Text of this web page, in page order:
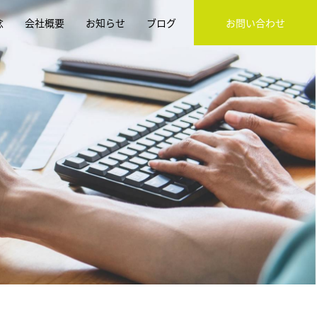
会社概要 お知らせ ブログ お問い合わせ